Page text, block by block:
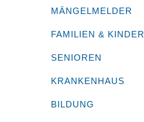
MÄNGELMELDER
FAMILIEN & KINDER
SENIOREN
KRANKENHAUS
BILDUNG